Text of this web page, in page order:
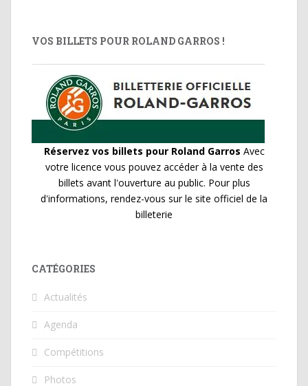
VOS BILLETS POUR ROLAND GARROS !
Réservez vos billets pour Roland Garros Avec
votre licence vous pouvez accéder à la vente des
billets avant l'ouverture au public. Pour plus
d'informations, rendez-vous sur le site officiel de la
billeterie
CATÉGORIES
Actualités
Agenda
Compétitions
Photos